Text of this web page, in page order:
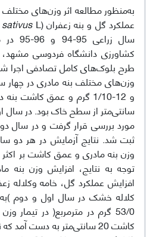
به‌منظور مطالعه‌ اثر وزن‌های
عملکرد گل و بنه‌ زعفران (
سال
کشاورزی دانشگاه فردوسی مشهد،
طرح بلوک‌های کامل تصادفی اجرا
سانتی‌متر از سطح خاک بود. در سال
مورد بررسی قرار گرفت و در سال
ثبت شد. نتایج آزمایش در هر دو
وزن بنه مادری و عمق کاشت بر
توجه به نتایج، افزایش وزن
افزایش عملکرد گل، خامه وکلاله